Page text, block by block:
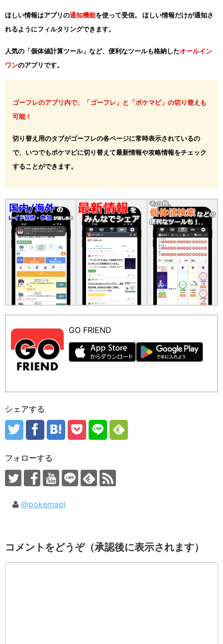
ほしい情報はアプリの通知機能を使って受信。 ほしい情報だけが通知さ
れるようにフィルタリングできます。
人気の「個体値計算ツール」など、便利なツールも格納したオールイン
ワンのアプリです。
ゴーフレのアプリ内で、「ゴーフレ」と「ポケマピ」の切り替えも
可能！
切り替え用のタブがゴーフレの各ページに常時表示されているの
で、いつでもポケマピに切り替えて最新情報や攻略情報をチェック
することができます。
GO FRIEND
シェアする
フォローする
@pokemapi
コメントをどうぞ（承認後に表示されます）